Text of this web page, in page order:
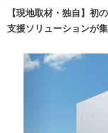
【現地取材・独自】初
支援ソリューションが